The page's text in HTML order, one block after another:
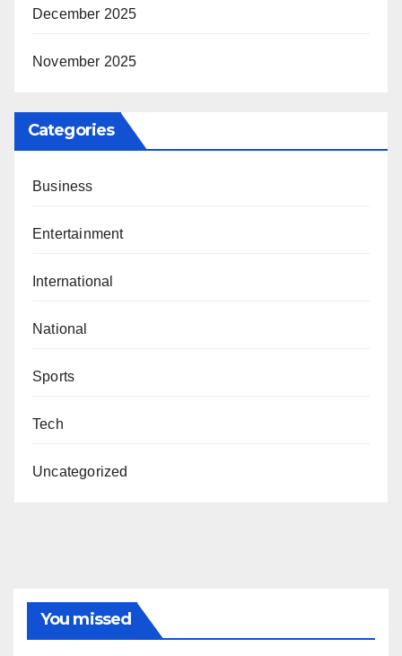
December 2025
November 2025
Categories
Business
Entertainment
International
National
Sports
Tech
Uncategorized
You missed